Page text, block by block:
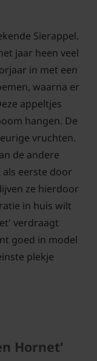
Sierappel.
jaar heen veel
in met een
waarna er
appeltjes
hangen. De
vruchten.
de andere
eerste door
ze hierdoor
in huis wilt
verdraagt
goed in model
plekje
Hornet'